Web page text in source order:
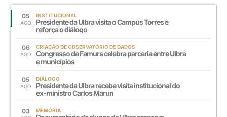
05
AGO
INSTITUCIONAL
Presidente da Ulbra visita o Campus Torres e
reforça o diálogo
06
AGO
CRIAÇÃO DE OBSERVATÓRIO DE DADOS
Congresso da Famurs celebra parceria entre Ulbra
e municípios
05
AGO
DIÁLOGO
Presidente da Ulbra recebe visita institucional do
ex-ministro Carlos Marun
03 MEMÓRIA